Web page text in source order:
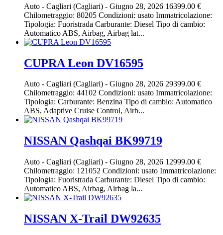
Auto - Cagliari (Cagliari) - Giugno 28, 2026 16399.00 €
Chilometraggio: 80205 Condizioni: usato Immatricolazione:
Tipologia: Fuoristrada Carburante: Diesel Tipo di cambio:
Automatico ABS, Airbag, Airbag lat...
CUPRA Leon DV16595
Auto - Cagliari (Cagliari) - Giugno 28, 2026 29399.00 €
Chilometraggio: 44102 Condizioni: usato Immatricolazione:
Tipologia: Carburante: Benzina Tipo di cambio: Automatico
ABS, Adaptive Cruise Control, Airb...
NISSAN Qashqai BK99719
Auto - Cagliari (Cagliari) - Giugno 28, 2026 12999.00 €
Chilometraggio: 121052 Condizioni: usato Immatricolazione:
Tipologia: Fuoristrada Carburante: Diesel Tipo di cambio:
Automatico ABS, Airbag, Airbag la...
NISSAN X-Trail DW92635